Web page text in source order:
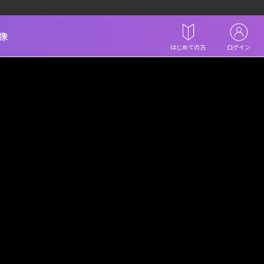
はじめての方 ログイン